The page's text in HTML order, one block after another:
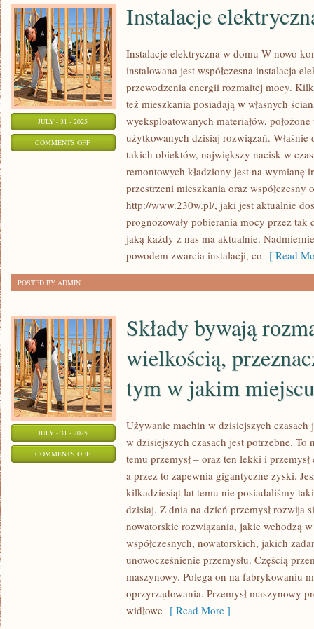
JULY - 31 - 2025
COMMENTS OFFON
INSTALACJE
ELEKTRYCZNA
Instalacje
Instalacje elektryczna w domu W nowo
instalowana jest współczesna instalacja
przewodzenia energii rozmaitej mocy.
też mieszkania posiadają w własnych
wyeksploatowanych materiałów,
użytkowanych dzisiaj rozwiązań.
takich obiektów, największy nacisk w
remontowych kładziony jest na wymianę
przestrzeni mieszkania oraz współczesny
http://www.230w.pl/, jaki jest aktualnie
prognozowały pobierania mocy przez
jaką każdy z nas ma aktualnie.
powodem zwarcia instalacji, co [ Read
POSTED BY ADMIN
JULY - 31 - 2025
COMMENTS OFFON
WIELKOŚCIĄ,
PRZEZNACZENIEM
Składy bywają
wielkością,
tym w jakim
Używanie machin w dzisiejszych
w dzisiejszych czasach jest potrzebne. To
temu przemysł – oraz ten lekki i
a przez to zapewnia gigantyczne zyski.
kilkadziesiąt lat temu nie posiadaliśmy
dzisiaj. Z dnia na dzień przemysł rozwija
nowatorskie rozwiązania, jakie wchodzą
współczesnych, nowatorskich, jakich
unowocześnienie przemysłu. Częścią
maszynowy. Polega on na fabrykowaniu
oprzyrządowania. Przemysł maszynowy
widłowe [ Read More ]